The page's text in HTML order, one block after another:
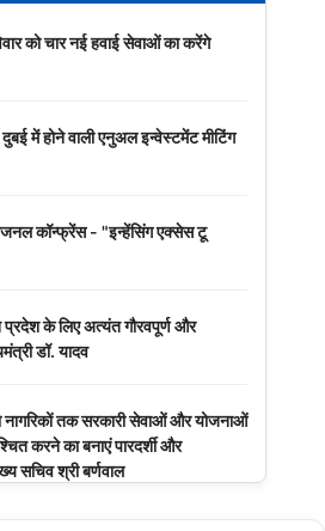
को चार नई हवाई सेवाओं का करेंगे
में होने वाली एनुअल इन्वेस्टमेंट मीटिंग
कॉन्फ्रेंस - "इन्हेंसिंग एक्सेस टू
के लिए अत्यंत गौरवपूर्ण और
डॉ. यादव
नागरिकों तक सरकारी सेवाओं और योजनाओं
करने का बनाएं पारदर्शी और
सचिव श्री बर्णवाल